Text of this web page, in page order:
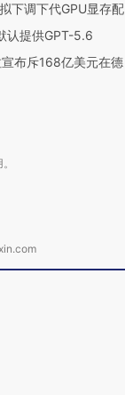
下调下代GPU显存配
认提供GPT-5.6
布斥168亿美元在德